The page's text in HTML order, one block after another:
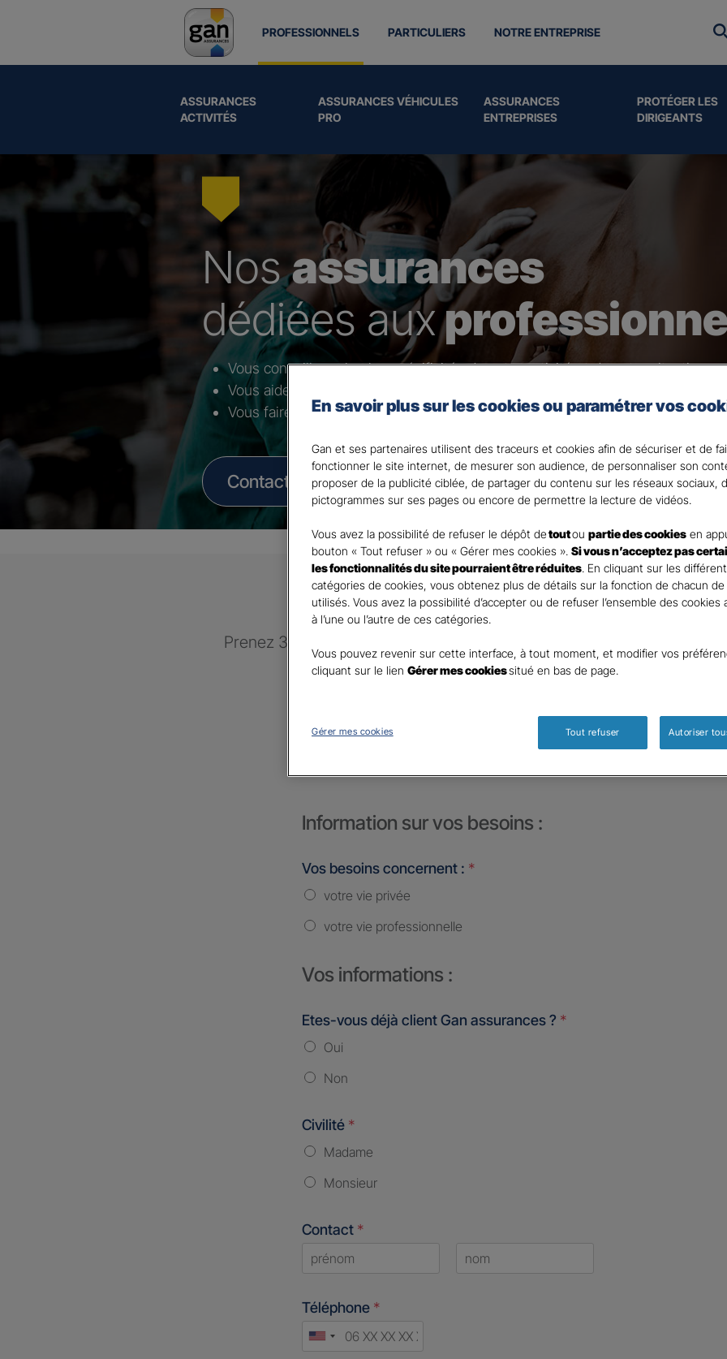
PROFESSIONNELS
ASSURANCES
ACTIVITÉS
ASSURANCES VÉHICULES
PRO
ASSURANCES
ENTREPRISES
PROTÉGER LES
DIRIGEANTS
PARTICULIERS NOTRE ENTREPRISE
Nosassurances
dédiées aux
Vous conseiller selon les spécificités de votre activité et de votre situation.
Vous aider à mettre en place des moyens de prévention au cœur de votre
Vous faire bénéficier de notre expertise et réactivité en cas de sinistre.
Contacter un Agent
DEMANDE DE DEVIS
Prenez 3 minutes pour remplir ce rapide questionnaire afin que
recontacte rapidement pour finaliser l’étude précise de
GAN ASSURANCES CHAMBERY JEAN
Information sur vos besoins :
Vos besoins concernent : *
votre vie privée
votre vie professionnelle
Vos informations :
Etes-vous déjà client Gan assurances ? *
Oui
Non
Civilité *
Madame
Monsieur
Contact *
Téléphone *
United
En savoir plus sur les cookies ou paramétrer vos
Gan et ses partenaires utilisent des traceurs et cookies afin de sécuriser et de
fonctionner le site internet, de mesurer son audience, de personnaliser son
proposer de la publicité ciblée, de partager du contenu sur les réseaux sociaux,
pictogrammes sur ses pages ou encore de permettre la lecture de vidéos.
Vous avez la possibilité de refuser le dépôt detoutou partie des cookies en
bouton « Tout refuser » ou « Gérer mes cookies ». Si vous n’acceptez pas
les fonctionnalités du site pourraient être réduites. En cliquant sur les
catégories de cookies, vous obtenez plus de détails sur la fonction de chacun
utilisés. Vous avez la possibilité d’accepter ou de refuser l’ensemble des cookies
à l’une ou l’autre de ces catégories.
Vous pouvez revenir sur cette interface, à tout moment, et modifier vos
cliquant sur le lien Gérer mes cookiessitué en bas de page.
Gérer mes cookies Tout refuser Autoriser